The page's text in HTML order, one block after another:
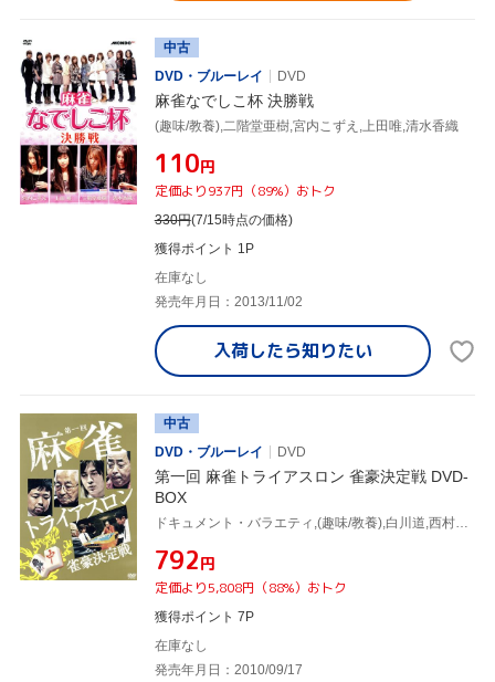
中古
DVD・ブルーレイ
DVD
麻雀なでしこ杯 決勝戦
(趣味/教養),二階堂亜樹,宮内こずえ,上田唯,清水香織
¥110円
定価より937円（89%）おトク
330円(7/15時点の価格)
獲得ポイント 1P
在庫なし
発売年月日：2013/11/02
入荷したら知りたい
中古
DVD・ブルーレイ
DVD
第一回 麻雀トライアスロン 雀豪決定戦 DVD-
BOX
ドキュメント・バラエティ,(趣味/教養),白川道,西村京太郎,南部虎弾,畑正憲,武藤敬司,工藤紀夫,ガッツ石松
¥792円
定価より5,808円（88%）おトク
獲得ポイント 7P
在庫なし
発売年月日：2010/09/17